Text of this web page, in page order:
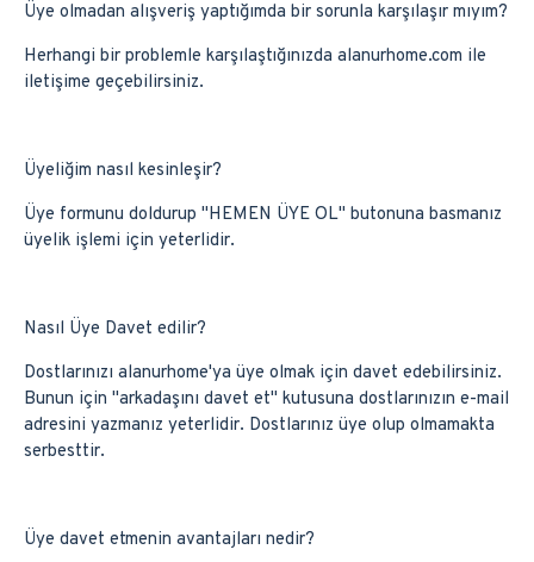
Üye olmadan alışveriş yaptığımda bir sorunla karşılaşır mıyım?
Herhangi bir problemle karşılaştığınızda alanurhome.com ile
iletişime geçebilirsiniz.
Üyeliğim nasıl kesinleşir?
Üye formunu doldurup ''HEMEN ÜYE OL'' butonuna basmanız
üyelik işlemi için yeterlidir.
Nasıl Üye Davet edilir?
Dostlarınızı alanurhome'ya üye olmak için davet edebilirsiniz.
Bunun için ''arkadaşını davet et'' kutusuna dostlarınızın e-mail
adresini yazmanız yeterlidir. Dostlarınız üye olup olmamakta
serbesttir.
Üye davet etmenin avantajları nedir?